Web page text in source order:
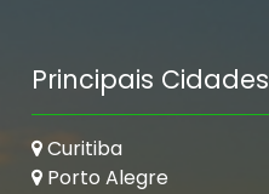
Principais Cidades
Curitiba
Porto Alegre